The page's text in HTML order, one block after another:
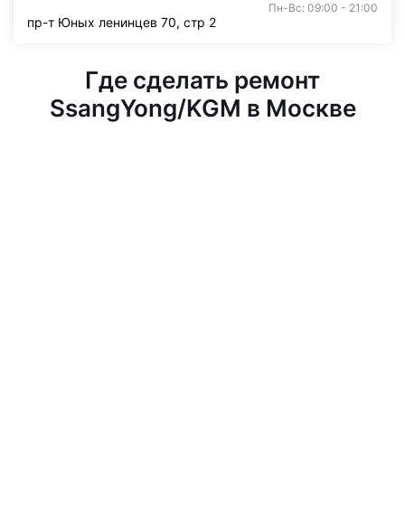
Пн-Вс: 09:00 - 21:00
пр-т Юных ленинцев 70, стр 2
Где сделать ремонт
SsangYong/KGM в Москве